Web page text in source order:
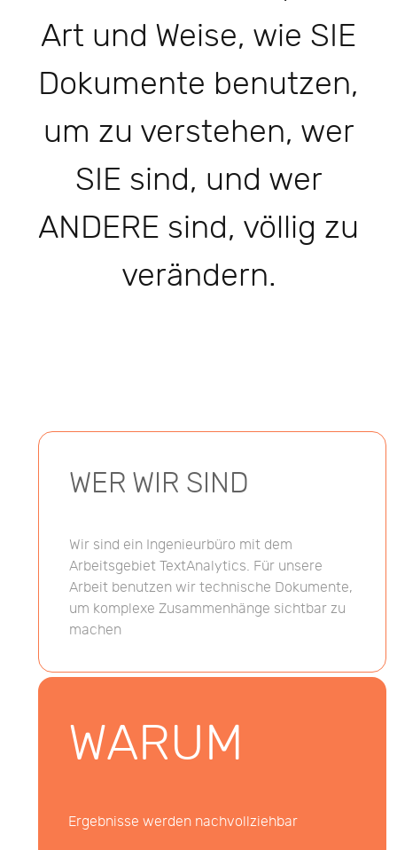
Art und Weise, wie SIE
Dokumente benutzen,
um zu verstehen, wer
SIE sind, und wer
ANDERE sind, völlig zu
verändern.
WER WIR SIND
Wir sind ein Ingenieurbüro mit dem
Arbeitsgebiet TextAnalytics. Für unsere
Arbeit benutzen wir technische Dokumente,
um komplexe Zusammenhänge sichtbar zu
machen
WARUM
Ergebnisse werden nachvollziehbar